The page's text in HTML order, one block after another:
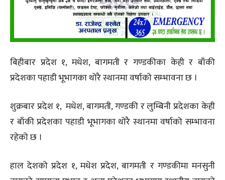
बिहीबार प्रदेश १, मधेश, बागमती र गण्डकीका केही र बाँकी
प्रदेशका पहाडी भूभागका थोरै स्थानमा वर्षाको सम्भावना छ ।
शुक्रबार प्रदेश १, मधेश, बागमती, गण्डकी र लुम्बिनी प्रदेशका केही
र बाँकी प्रदेशका पहाडी भूभागका थोरै स्थानमा वर्षाको सम्भावना
रहेको छ ।
हाल देशको प्रदेश १, मधेश प्रदेश, बागमती र गण्डकीमा मनसुनी